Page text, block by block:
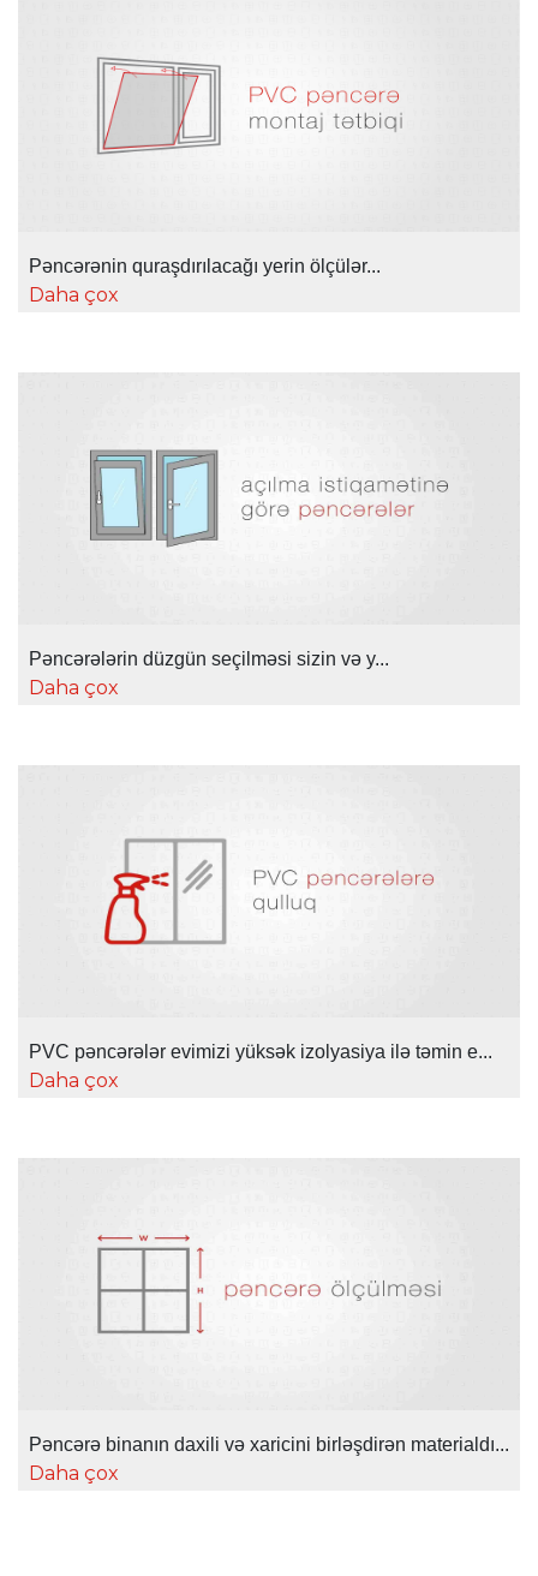
Pəncərənin quraşdırılacağı yerin ölçülər...
Daha çox
Pəncərələrin düzgün seçilməsi sizin və y...
Daha çox
PVC pəncərələr evimizi yüksək izolyasiya ilə təmin e...
Daha çox
Pəncərə binanın daxili və xaricini birləşdirən materialdı...
Daha çox